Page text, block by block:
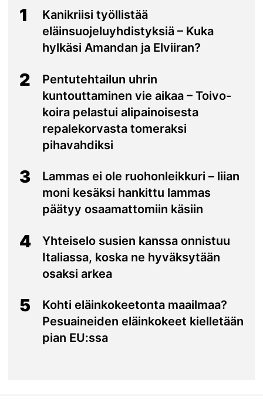
1
Kanikriisi työllistää
eläinsuojeluyhdistyksiä – Kuka
hylkäsi Amandan ja Elviiran?
2
Pentutehtailun uhrin
kuntouttaminen vie aikaa – Toivo-
koira pelastui alipainoisesta
repalekorvasta tomeraksi
pihavahdiksi
3
Lammas ei ole ruohonleikkuri – liian
moni kesäksi hankittu lammas
päätyy osaamattomiin käsiin
4
Yhteiselo susien kanssa onnistuu
Italiassa, koska ne hyväksytään
osaksi arkea
5
Kohti eläinkokeetonta maailmaa?
Pesuaineiden eläinkokeet kielletään
pian EU:ssa